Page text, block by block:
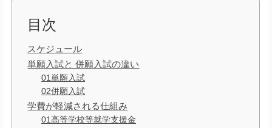
目次
スケジュール
単願入試と 併願入試の違い
01単願入試
02併願入試
学費が軽減される仕組み
01高等学校等就学支援金